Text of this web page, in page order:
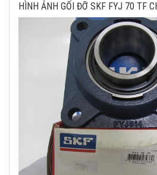
HÌNH ẢNH GỐI ĐỠ SKF FYJ 70 TF